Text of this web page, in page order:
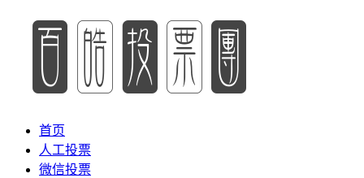
首页
人工投票
微信投票